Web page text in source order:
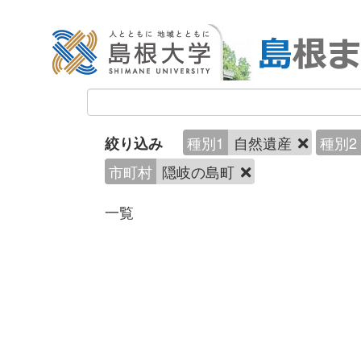
絞り込み 種別1 自然遺産
種別2
市町村 隠岐の島町
一覧